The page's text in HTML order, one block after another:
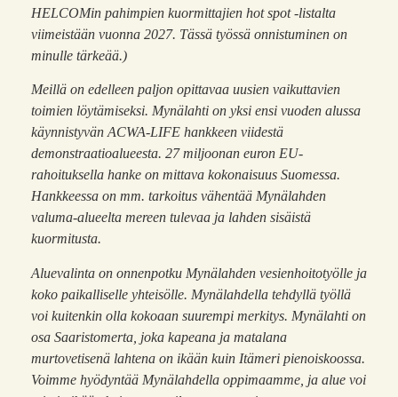
HELCOMin pahimpien kuormittajien hot spot -listalta
viimeistään vuonna 2027. Tässä työssä onnistuminen on
minulle tärkeää.)
Meillä on edelleen paljon opittavaa uusien vaikuttavien
toimien löytämiseksi. Mynälahti on yksi ensi vuoden alussa
käynnistyvän ACWA-LIFE hankkeen viidestä
demonstraatioalueesta. 27 miljoonan euron EU-
rahoituksella hanke on mittava kokonaisuus Suomessa.
Hankkeessa on mm. tarkoitus vähentää Mynälahden
valuma-alueelta mereen tulevaa ja lahden sisäistä
kuormitusta.
Aluevalinta on onnenpotku Mynälahden vesienhoitotyölle ja
koko paikalliselle yhteisölle. Mynälahdella tehdyllä työllä
voi kuitenkin olla kokoaan suurempi merkitys. Mynälahti on
osa Saaristomerta, joka kapeana ja matalana
murtovetisenä lahtena on ikään kuin Itämeri pienoiskoossa.
Voimme hyödyntää Mynälahdella oppimaamme, ja alue voi